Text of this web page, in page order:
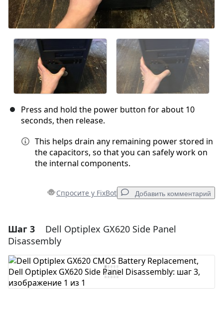
Press and hold the power button for about 10
seconds, then release.
This helps drain any remaining power stored in
the capacitors, so that you can safely work on
the internal components.
Спросите у FixBot Добавить комментарий
Добавить комментарий
Добавить комментарий
Шаг 3
Dell Optiplex GX620 Side Panel
Disassembly